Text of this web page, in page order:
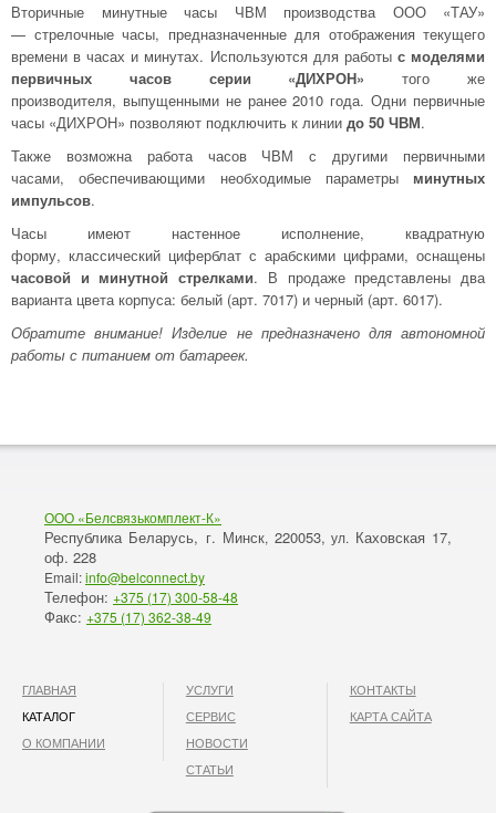
Вторичные минутные часы ЧВМ производства ООО «ТАУ»
— стрелочные часы, предназначенные для отображения текущего
времени в часах и минутах. Используются для работы с моделями
первичных часов серии «ДИХРОН» того же
производителя, выпущенными не ранее 2010 года. Одни первичные
часы «ДИХРОН» позволяют подключить к линии до 50 ЧВМ.
Также возможна работа часов ЧВМ с другими первичными
часами, обеспечивающими необходимые параметры минутных
импульсов.
Часы имеют настенное исполнение, квадратную
форму, классический циферблат с арабскими цифрами, оснащены
часовой и минутной стрелками. В продаже представлены два
варианта цвета корпуса: белый (арт. 7017) и черный (арт. 6017).
Обратите внимание! Изделие не предназначено для автономной
работы с питанием от батареек.
ООО «Белсвязькомплект-К»
Республика Беларусь, г. Минск, 220053, ул. Каховская 17,
оф. 228
Email:info@belconnect.by
Телефон: +375 (17) 300-58-48
Факс: +375 (17) 362-38-49
ГЛАВНАЯ
КАТАЛОГ
О КОМПАНИИ
УСЛУГИ
СЕРВИС
НОВОСТИ
СТАТЬИ
КОНТАКТЫ
КАРТА САЙТА